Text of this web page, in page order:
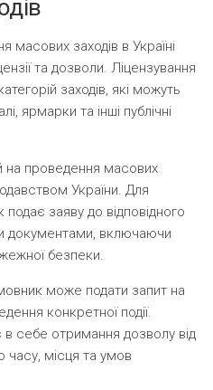
масових заходів в Україні
та дозволи. Ліцензування
заходів, які можуть
ярмарки та інші публічні
на проведення масових
України. Для
подає заяву до відповідного
документами, включаючи
безпеки.
може подати запит на
конкретної події.
себе отримання дозволу від
часу, місця та умов